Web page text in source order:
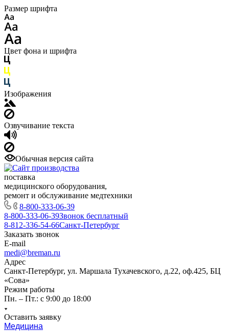
Размер шрифта
Цвет фона и шрифта
Изображения
Озвучивание текста
Обычная версия сайта
поставка
медицинского оборудования,
ремонт и обслуживание медтехники
8-800-333-06-39
8-800-333-06-39Звонок бесплатный
8-812-336-54-66Санкт-Петербург
Заказать звонок
E-mail
medi@breman.ru
Адрес
Санкт-Петербург, ул. Маршала Тухачевского, д.22, оф.425, БЦ
«Сова»
Режим работы
Пн. – Пт.: с 9:00 до 18:00
Оставить заявку
Медицина